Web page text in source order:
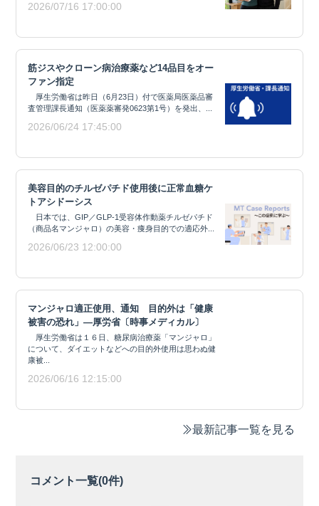
2026/07/16 17:00:00
筋ジスやクローン病治療薬など14品目をオー
ファン指定
厚生労働省は昨日（6月23日）付で医薬局医薬品審
査管理課長通知（医薬薬審発0623第1号）を発出、...
2026/06/24 17:45:00
美容目的のチルゼパチド使用後に正常血糖ケ
トアシドーシス
日本では、GIP／GLP-1受容体作動薬チルゼパチド
（商品名マンジャロ）の美容・痩身目的での適応外...
2026/06/23 12:00:00
マンジャロ適正使用、通知 目的外は「健康
被害の恐れ」―厚労省〔時事メディカル〕
厚生労働省は１６日、糖尿病治療薬「マンジャロ」
について、ダイエットなどへの目的外使用は思わぬ健
康被...
2026/06/16 12:15:00
最新記事一覧を見る
コメント一覧(0件)